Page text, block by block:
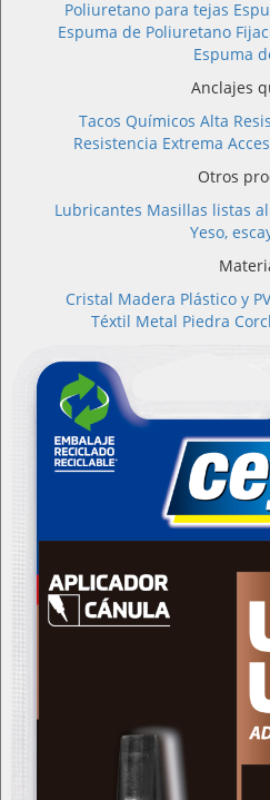
Poliuretano para tejas
Espuma de Poliuretano
Espuma
Anclajes
Tacos Químicos Alta
Resistencia Extrema
Otros
Lubricantes Masillas listas
Yeso,
Cristal Madera Plástico y
Téxtil Metal Piedra